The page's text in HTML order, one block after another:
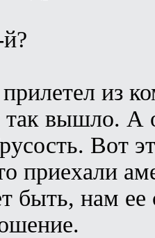
из
так вышло. А
Вот
приехали
быть, нам